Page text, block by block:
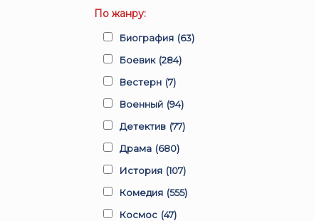
По жанру:
Биография (63)
Боевик (284)
Вестерн (7)
Военный (94)
Детектив (77)
Драма (680)
История (107)
Комедия (555)
Космос (47)